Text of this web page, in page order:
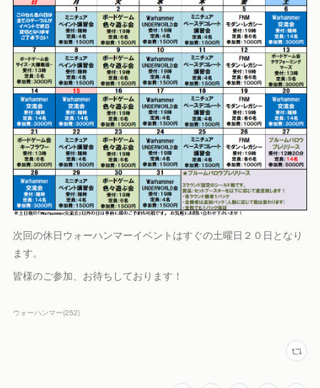
次回の休日ウォーハンマーイベントはすぐの土曜日２０日となり
ます。
皆様のご参加、お待ちしております！
ウォーハンマー(252)